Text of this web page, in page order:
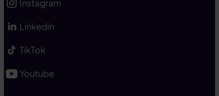
Instagram
Linkedin
TikTok
Youtube